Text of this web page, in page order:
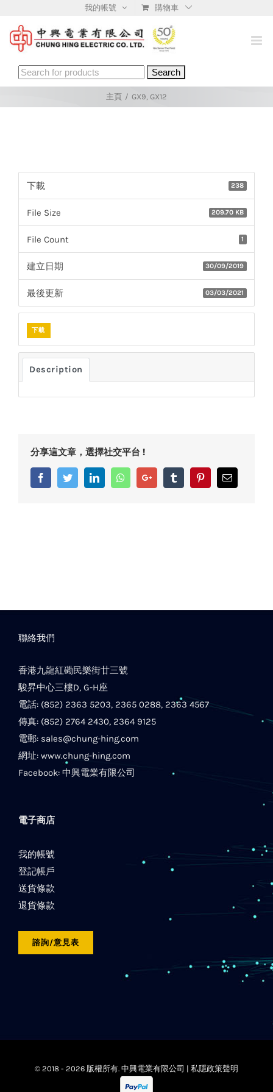
content
我的帳號 購物車
Search
for:
主頁 / GX9, GX12
下載 238
File Size 209.70 KB
File Count 1
建立日期 30/09/2019
最後更新 03/03/2021
下載
Description
分享這文章，選擇社交平台 !
FacebookTwitterLinkedInWhatsappGoogle+ Tumblr PinterestEmail
聯絡我們
香港九龍紅磡民樂街廿三號
駿昇中心三樓D, G-H座
電話: (852) 2363 5203, 2365 0288, 2363 4567
傳真: (852) 2764 2430, 2364 9125
電郵: sales@chung-hing.com
網址: www.chung-hing.com
Facebook: 中興電業有限公司
電子商店
我的帳號
登記帳戶
送貨條款
退貨條款
諮詢/意見表
© 2018 - 2026 版權所有. 中興電業有限公司 | 私隱政策聲明